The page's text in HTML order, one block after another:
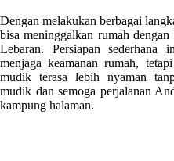
Dengan melakukan berbagai
bisa meninggalkan rumah
Lebaran. Persiapan sederhana
menjaga keamanan rumah,
mudik terasa lebih nyaman
mudik dan semoga perjalanan
kampung halaman.